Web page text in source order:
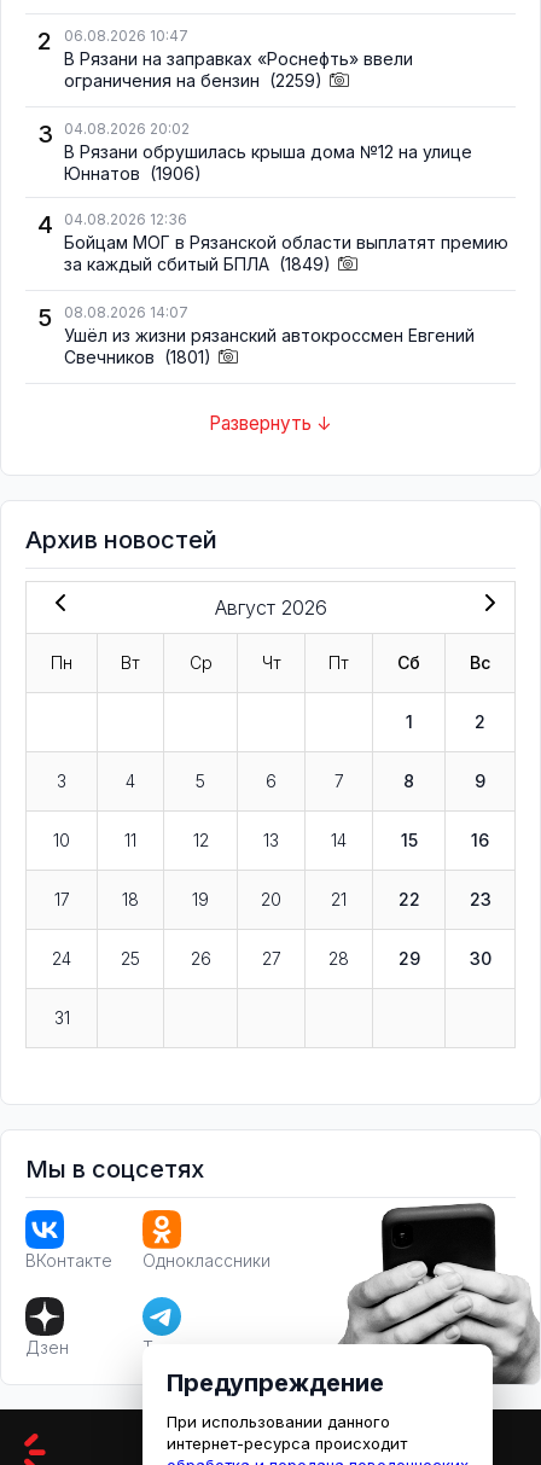
2 06.08.2026 10:47
В Рязани на заправках «Роснефть» ввели
ограничения на бензин (2259)
3 04.08.2026 20:02
В Рязани обрушилась крыша дома №12 на улице
Юннатов (1906)
4 04.08.2026 12:36
Бойцам МОГ в Рязанской области выплатят премию
за каждый сбитый БПЛА (1849)
5 08.08.2026 14:07
Ушёл из жизни рязанский автокроссмен Евгений
Свечников (1801)
Развернуть ↓
Архив новостей
Август 2026
Пн Вт Ср Чт Пт Сб Вс
1 2
3 4 5 6 7 8 9
10 11 12 13 14 15 16
17 18 19 20 21 22 23
24 25 26 27 28 29 30
31
Мы в соцсетях
ВКонтакте Одноклассники
Дзен Телеграм
Предупреждение
При использовании данного
интернет-ресурса происходит